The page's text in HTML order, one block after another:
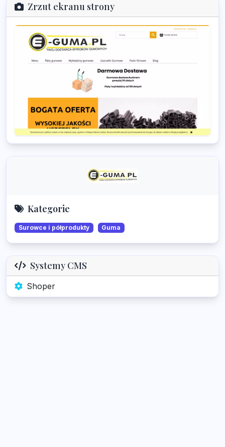
Zrzut ekranu strony
Kategorie
Surowce i półprodukty Guma
Systemy CMS
Shoper